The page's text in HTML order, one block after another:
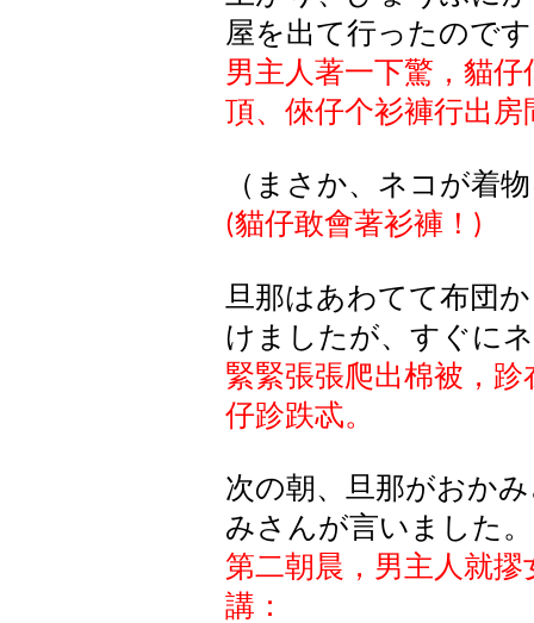
屋を出て行ったのです
男主人著一下驚，貓
頂、倈仔个衫褲行出房
（ まさか、 ネコが着物
(貓仔敢會著衫褲！ )
旦那はあわてて布団
けましたが、すぐに
緊緊張張爬出棉被，
仔跈跌忒。
次の朝、旦那がおか
みさんが言いました。
第二朝晨，男主人就
講：